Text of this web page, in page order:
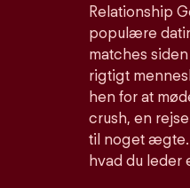
Relationship
populære
matches
rigtigt
hen for at
crush, en
til noget ægte.
hvad du leder